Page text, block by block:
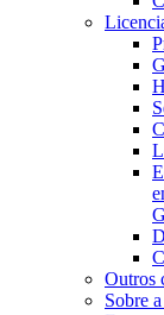
Outros
Sobre